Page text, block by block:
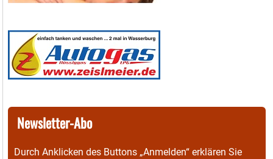
Newsletter-Abo
Durch Anklicken des Buttons „Anmelden“ erklären Sie